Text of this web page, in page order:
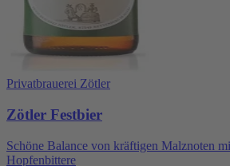
Privatbrauerei Zötler
Zötler Festbier
Schöne Balance von kräftigen Malznoten
Hopfenbittere